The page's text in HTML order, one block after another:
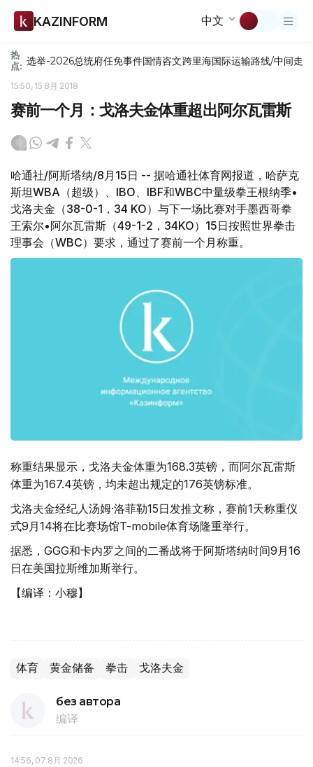
KAZINFORM 中文
热
点: 选举-2026总统府任免事件国情咨文跨里海国际运输路线/中间走廊
15:50, 15 8月 2018
赛前一个月：戈洛夫金体重超出阿尔瓦雷斯
哈通社/阿斯塔纳/8月15日 -- 据哈通社体育网报道，哈萨克
斯坦WBA（超级）、IBO、IBF和WBC中量级拳王根纳季•
戈洛夫金（38-0-1，34 KO）与下一场比赛对手墨西哥拳
王索尔•阿尔瓦雷斯（49-1-2，34KO）15日按照世界拳击
理事会（WBC）要求，通过了赛前一个月称重。
称重结果显示，戈洛夫金体重为168.3英镑，而阿尔瓦雷斯
体重为167.4英镑，均未超出规定的176英镑标准。
戈洛夫金经纪人汤姆·洛菲勒15日发推文称，赛前1天称重仪
式9月14将在比赛场馆T-mobile体育场隆重举行。
据悉，GGG和卡内罗之间的二番战将于阿斯塔纳时间9月16
日在美国拉斯维加斯举行。
【编译：小穆】
体育 黄金储备 拳击 戈洛夫金
без автора
编译
14:56, 07 8月 2026